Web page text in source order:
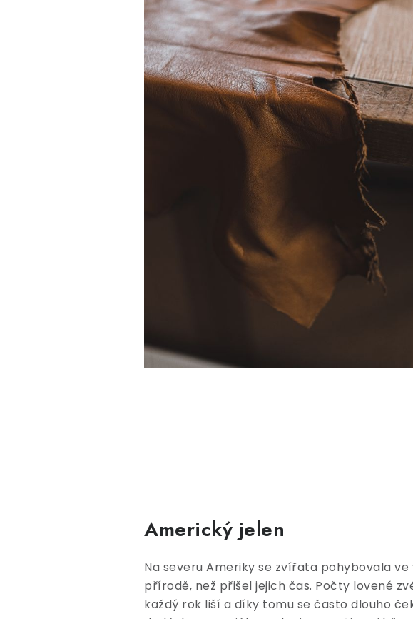
Americký jelen
Na severu Ameriky se zvířata pohybovala ve
přírodě, než přišel jejich čas. Počty lovené
každý rok liší a díky tomu se často dlouho